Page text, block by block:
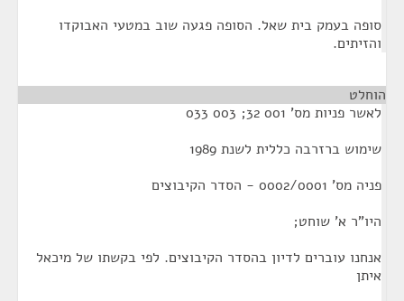
סופה בעמק בית שאל. הסופה פגעה שוב במטעי האבוקדו
והזיתים.
הוחלט
לאשר פניות מס' 001 32; 003 033
שימוש ברזרבה כללית לשנת 1989
פניה מס' 0002/0001 - הסדר הקיבוצים
היו"ר א' שוחט;
אנחנו עוברים לדיון בהסדר הקיבוצים. לפי בקשתו של מיכאל
איתן